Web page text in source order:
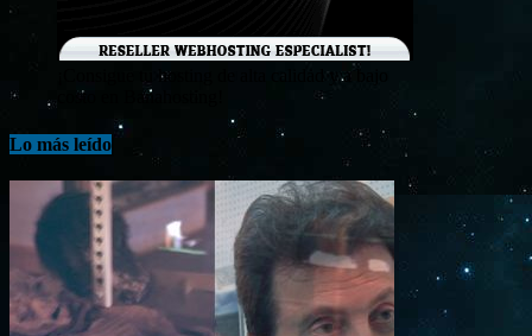
¡Consigue tu hosting de alta calidad y a bajo
costo en Banahosting!
Lo más leído